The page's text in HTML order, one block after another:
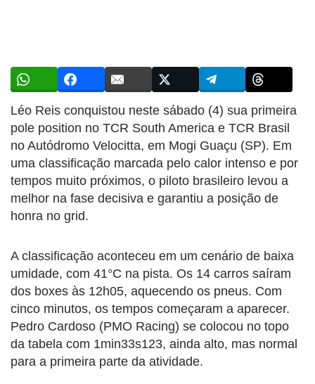
Léo Reis conquistou neste sábado (4) sua primeira
pole position no TCR South America e TCR Brasil
no Autódromo Velocitta, em Mogi Guaçu (SP). Em
uma classificação marcada pelo calor intenso e por
tempos muito próximos, o piloto brasileiro levou a
melhor na fase decisiva e garantiu a posição de
honra no grid.
A classificação aconteceu em um cenário de baixa
umidade, com 41°C na pista. Os 14 carros saíram
dos boxes às 12h05, aquecendo os pneus. Com
cinco minutos, os tempos começaram a aparecer.
Pedro Cardoso (PMO Racing) se colocou no topo
da tabela com 1min33s123, ainda alto, mas normal
para a primeira parte da atividade.